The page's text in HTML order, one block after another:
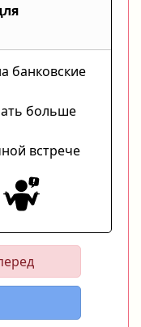
банковские
больше
встрече